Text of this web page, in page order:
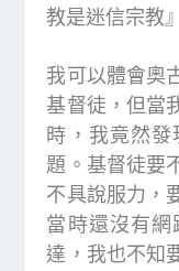
教是迷信宗教
我可以體會奧
基督徒，但當
時，我竟然
題。基督徒要
不具說服力，
當時還沒有
達，我也不知